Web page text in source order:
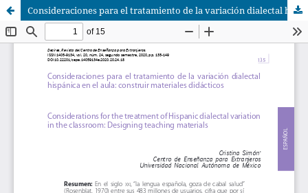
Consideraciones para el tratamiento de la variación dialectal hispánica en el aula